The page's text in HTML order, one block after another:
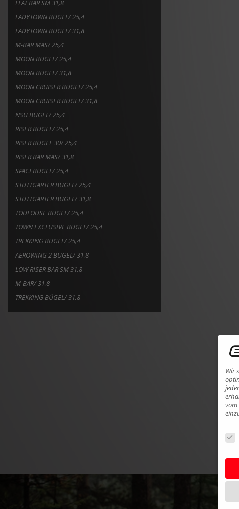
FLAT BAR SM 31,8
LADYTOWN BÜGEL/ 25,4
LADYTOWN BÜGEL/ 31,8
M-BAR MAS/ 25,4
MOON BÜGEL/ 25,4
MOON BÜGEL/ 31,8
MOON CRUISER BÜGEL/ 25,4
MOON CRUISER BÜGEL/ 31,8
NSU BÜGEL/ 25,4
RISER BÜGEL/ 25,4
RISER BÜGEL 30/ 25,4
RISER BAR MAS/ 31,8
SPACEBÜGEL/ 25,4
STUTTGARTER BÜGEL/ 25,4
STUTTGARTER BÜGEL/ 31,8
TOULOUSE BÜGEL/ 25,4
TOWN EXCLUSIVE BÜGEL/ 25,4
TREKKING BÜGEL/ 25,4
AEROWING 2 BÜGEL/ 31,8
LOW RISER BAR SM 31,8
M-BAR/ 31,8
TREKKING BÜGEL/ 31,8
Wir
vom